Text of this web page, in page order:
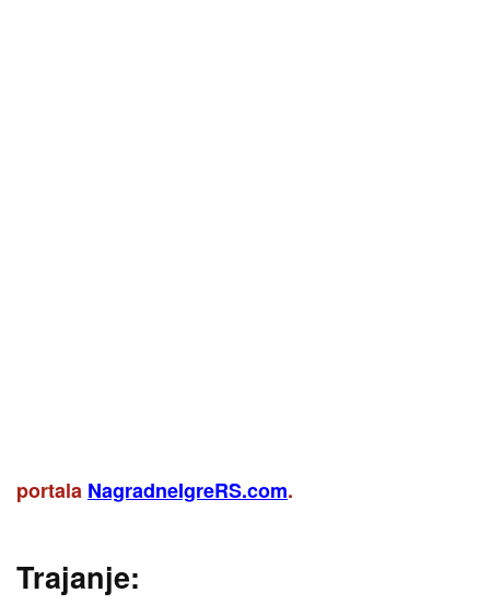
portala NagradneIgreRS.com.
Trajanje: